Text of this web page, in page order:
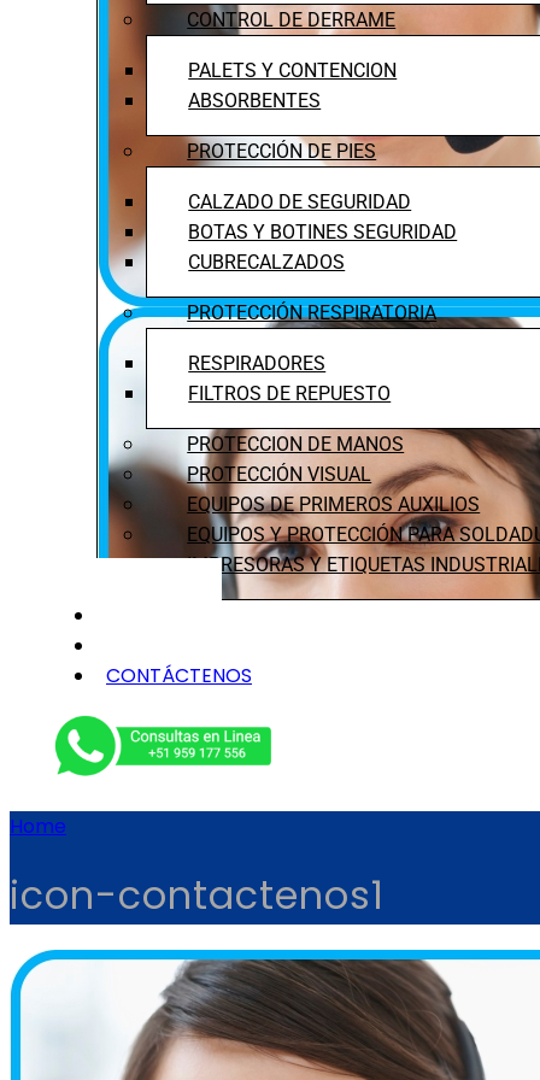
CONTROL DE DERRAME
PALETS Y CONTENCION
ABSORBENTES
PROTECCIÓN DE PIES
CALZADO DE SEGURIDAD
BOTAS Y BOTINES SEGURIDAD
CUBRECALZADOS
PROTECCIÓN RESPIRATORIA
RESPIRADORES
FILTROS DE REPUESTO
PROTECCION DE MANOS
PROTECCIÓN VISUAL
EQUIPOS DE PRIMEROS AUXILIOS
EQUIPOS Y PROTECCIÓN PARA
IMPRESORAS Y ETIQUETAS
CONTÁCTENOS
Home
icon-contactenos1